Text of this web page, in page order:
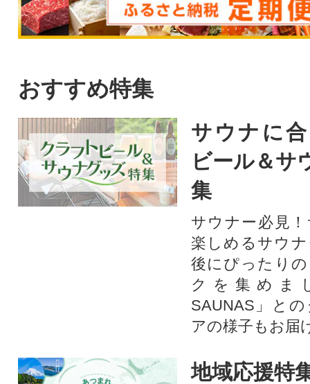
おすすめ特集
サウナに
ビール＆サ
集
サウナー必見
楽しめるサウ
後にぴったり
クを集めま
SAUNAS」と
アの様子もお届
地域応援特